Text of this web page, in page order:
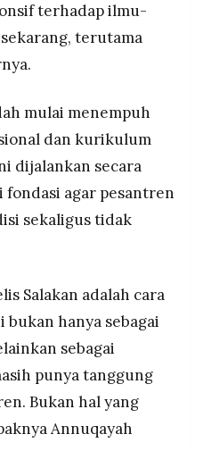
terhadap ilmu-
terutama
mulai menempuh
dan kurikulum
dijalankan secara
agar pesantren
sekaligus tidak
Salakan adalah cara
hanya sebagai
sebagai
punya tanggung
Bukan hal yang
Annuqayah